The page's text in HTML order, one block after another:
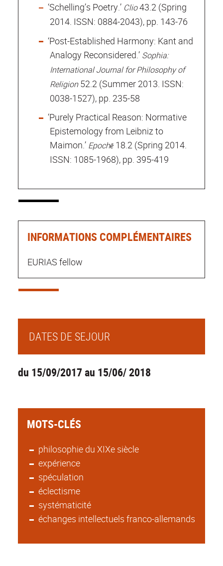
‘Schelling’s Poetry.’ Clio43.2 (Spring
2014. ISSN: 0884-2043), pp. 143-76
‘Post-Established Harmony: Kant and
Analogy Reconsidered.’ Sophia:
International Journal for Philosophy of
Religion52.2 (Summer 2013. ISSN:
0038-1527), pp. 235-58
‘Purely Practical Reason: Normative
Epistemology from Leibniz to
Maimon.’ Epochē 18.2 (Spring 2014.
ISSN: 1085-1968), pp. 395-419
INFORMATIONS COMPLÉMENTAIRES
EURIAS fellow
DATES DE SEJOUR
du 15/09/2017 au 15/06/ 2018
MOTS-CLÉS
philosophie du XIXe siècle
expérience
spéculation
éclectisme
systématicité
échanges intellectuels franco-allemands